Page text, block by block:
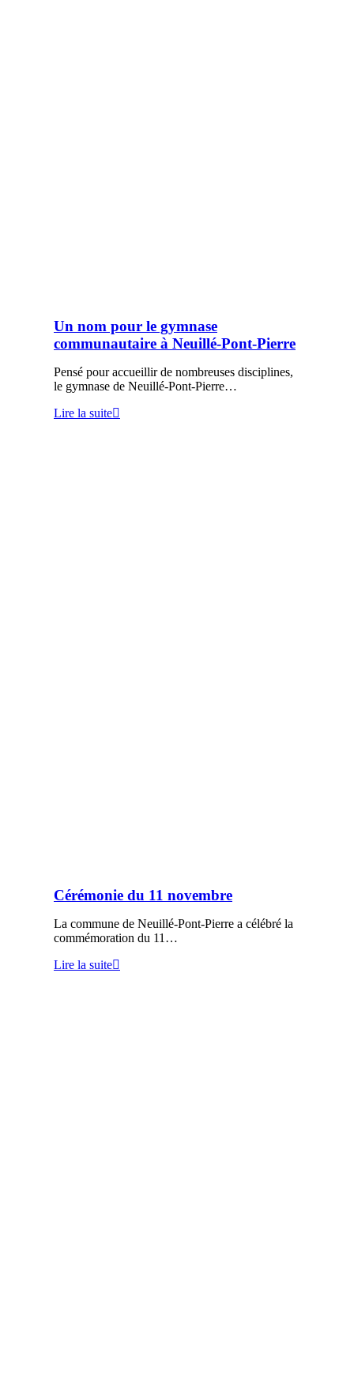
Un nom pour le gymnase
communautaire à Neuillé-Pont-Pierre
Pensé pour accueillir de nombreuses disciplines,
le gymnase de Neuillé-Pont-Pierre…
Lire la suite
Cérémonie du 11 novembre
La commune de Neuillé-Pont-Pierre a célébré la
commémoration du 11…
Lire la suite